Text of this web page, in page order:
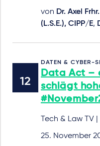
von Dr. Axel
(L.S.E.), CIPP/E,
DATEN & CYBER-
Data Act –
schlägt
Tech & Law TV
25. November